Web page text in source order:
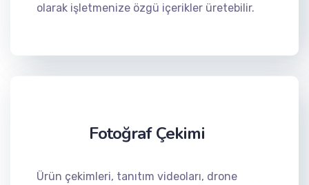
olarak işletmenize özgü içerikler üretebilir.
Fotoğraf Çekimi
Ürün çekimleri, tanıtım videoları, drone